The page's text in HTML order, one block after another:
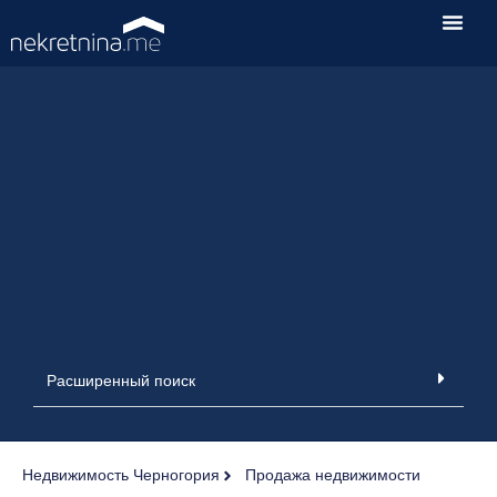
Расширенный поиск
Недвижимость Черногория Продажа недвижимости